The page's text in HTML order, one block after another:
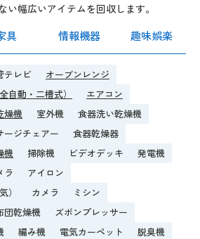
い幅広いアイテムを回収します。
具 情報機器 趣味娯楽
テレビ
オーブンレンジ
自動・二槽式）
エアコン
燥機 室外機
食器洗い乾燥機
ージチェアー
食器乾燥器
機 掃除機 ビデオデッキ
発電機
ラ
アイロン
）
カメラ
ミシン
団乾燥機
ズボンプレッサー
編み機 電気カーペット
脱臭機